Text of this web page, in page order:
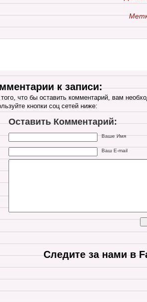
к записи:
что бы оставить комментарий, вам
кнопки соц сетей ниже:
Оставить Комментарий:
Ваше Имя
Ваш E-mail
Следите за нами в